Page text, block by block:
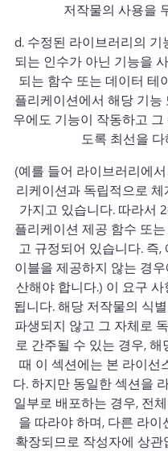
저작물의 사용을
d. 수정된 라이브러리의
되는 인수가 아닌 기능을
되는 함수 또는 데이터 테
플리케이션에서 해당 기능
우에도 기능이 작동하고
도록 최선을
(예를 들어 라이브러리에
리케이션과 독립적으로
가지고 있습니다. 따라서
플리케이션 제공 함수 또
고 규정되어 있습니다. 즉
이블을 제공하지 않는 경
산해야 합니다.) 이 요구
됩니다. 해당 저작물의 식
파생되지 않고 그 자체로
로 간주될 수 있는 경우,
때 이 섹션에는 본 라이선
다. 하지만 동일한 섹션을
일부로 배포하는 경우, 전
을 따라야 하며, 다른 라
확장되므로 작성자에 상